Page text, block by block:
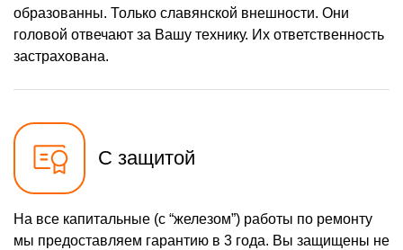
образованны. Только славянской внешности. Они
головой отвечают за Вашу технику. Их ответственность
застрахована.
С защитой
На все капитальные (с “железом”) работы по ремонту
мы предоставляем гарантию в 3 года. Вы защищены не